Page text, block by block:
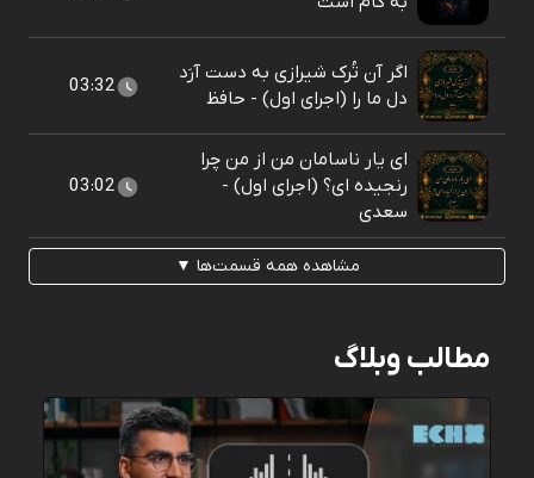
اگر آن تُرک شیرازی به دست آرَد
دل ما را (اجرای اول) - حافظ
03:32
ای یار ناسامان من از من چرا
رنجیده ای؟ (اجرای اول) -
سعدی
03:02
مشاهده همه قسمت‌ها ▼
مطالب وبلاگ